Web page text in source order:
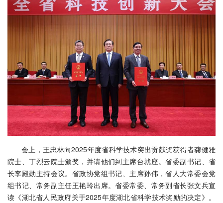
会上，王忠林向2025年度省科学技术突出贡献奖获得者龚健雅
院士、丁烈云院士颁奖，并请他们到主席台就座。省委副书记、省
长李殿勋主持会议。省政协党组书记、主席孙伟，省人大常委会党
组书记、常务副主任王艳玲出席。省委常委、常务副省长张文兵宣
读《湖北省人民政府关于2025年度湖北省科学技术奖励的决定》。